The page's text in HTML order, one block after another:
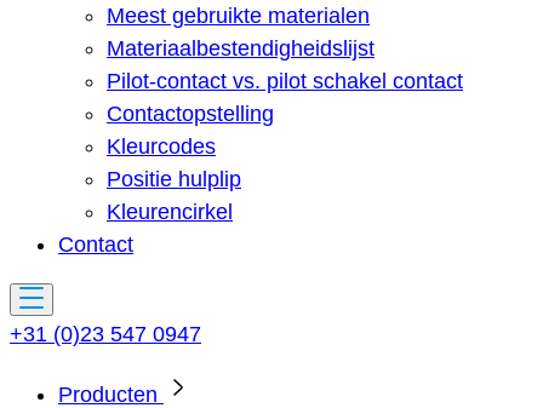
Meest gebruikte materialen
Materiaalbestendigheidslijst
Pilot-contact vs. pilot schakel contact
Contactopstelling
Kleurcodes
Positie hulplip
Kleurencirkel
Contact
+31 (0)23 547 0947
Producten